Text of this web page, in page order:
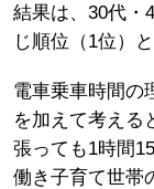
結果は、30代・
じ順位（1位）
電車乗車時間の
を加えて考える
張っても1時間
働き子育て世帯